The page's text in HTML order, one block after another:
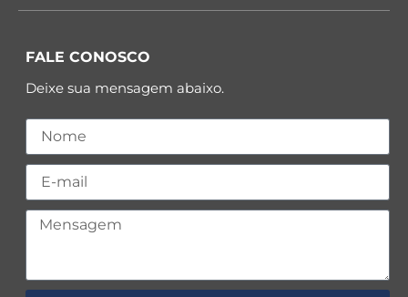
FALE CONOSCO
Deixe sua mensagem abaixo.